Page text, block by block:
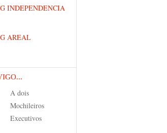
INDEPENDENCIA
AREAL
A dois
Mochileiros
Executivos